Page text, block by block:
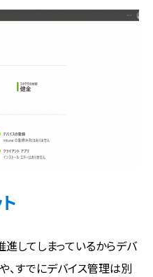
してしまっているからデバ
、すでにデバイス管理は別